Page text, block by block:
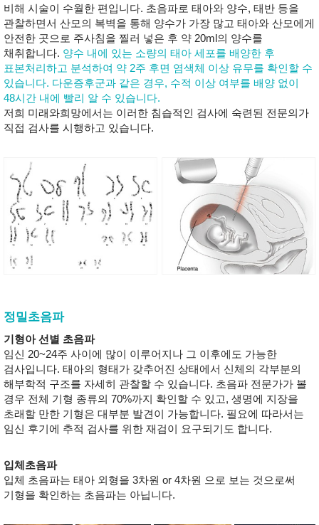
비해 시술이 수월한 편입니다. 초음파로 태아와 양수, 태반 등을
관찰하면서 산모의 복벽을 통해 양수가 가장 많고 태아와 산모에게
안전한 곳으로 주사침을 찔러 넣은 후 약 20ml의 양수를
채취합니다. 양수 내에 있는 소량의 태아 세포를 배양한 후
표본처리하고 분석하여 약 2주 후면 염색체 이상 유무를 확인할 수
있습니다. 다운증후군과 같은 경우, 수적 이상 여부를 배양 없이
48시간 내에 빨리 알 수 있습니다.
저희 미래와희망에서는 이러한 침습적인 검사에 숙련된 전문의가
직접 검사를 시행하고 있습니다.
정밀초음파
기형아 선별 초음파
임신 20~24주 사이에 많이 이루어지나 그 이후에도 가능한
검사입니다. 태아의 형태가 갖추어진 상태에서 신체의 각부분의
해부학적 구조를 자세히 관찰할 수 있습니다. 초음파 전문가가 볼
경우 전체 기형 종류의 70%까지 확인할 수 있고, 생명에 지장을
초래할 만한 기형은 대부분 발견이 가능합니다. 필요에 따라서는
임신 후기에 추적 검사를 위한 재검이 요구되기도 합니다.
입체초음파
입체 초음파는 태아 외형을 3차원 or 4차원 으로 보는 것으로써
기형을 확인하는 초음파는 아닙니다.